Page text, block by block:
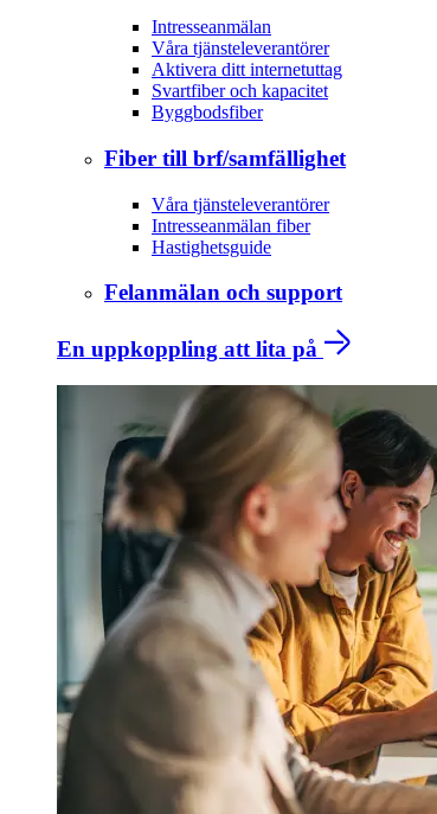
Intresseanmälan
Våra tjänsteleverantörer
Aktivera ditt internetuttag
Svartfiber och kapacitet
Byggbodsfiber
Fiber till brf/samfällighet
Våra tjänsteleverantörer
Intresseanmälan fiber
Hastighetsguide
Felanmälan och support
En uppkoppling att lita på